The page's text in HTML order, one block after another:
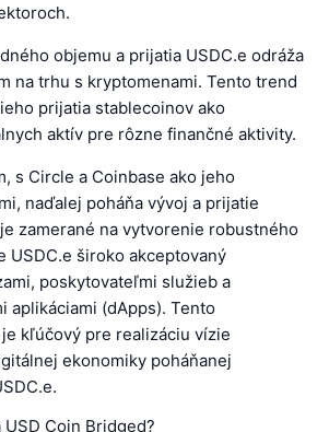
objemu a prijatia USDC.e odráža
na trhu s kryptomenami. Tento trend
prijatia stablecoinov ako
aktív pre rôzne finančné aktivity.
s Circle a Coinbase ako jeho
naďalej poháňa vývoj a prijatie
zamerané na vytvorenie robustného
USDC.e široko akceptovaný
poskytovateľmi služieb a
aplikáciami (dApps). Tento
kľúčový pre realizáciu vízie
ekonomiky poháňanej
Coin Bridged?